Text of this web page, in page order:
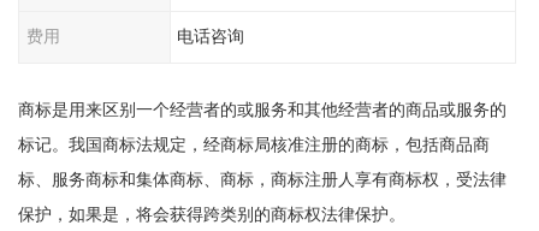
费用 电话咨询
商标是用来区别一个经营者的或服务和其他经营者的商品或服务的
标记。我国商标法规定，经商标局核准注册的商标，包括商品商
标、服务商标和集体商标、商标，商标注册人享有商标权，受法律
保护，如果是，将会获得跨类别的商标权法律保护。